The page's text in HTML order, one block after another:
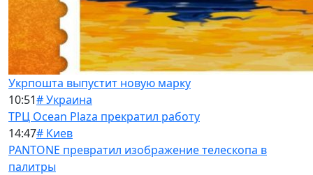
Укрпошта выпустит новую марку
10:51# Украина
ТРЦ Ocean Plaza прекратил работу
14:47# Киев
PANTONE превратил изображение телескопа в
палитры